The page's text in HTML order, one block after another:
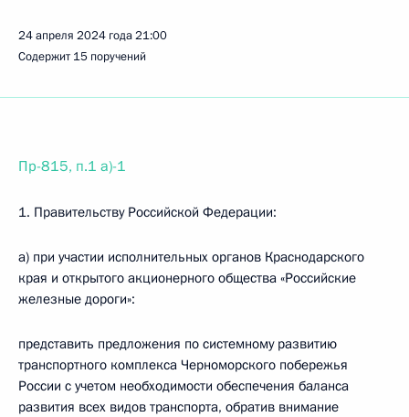
24 апреля 2024 года21:00
Содержит 15 поручений
Пр-815, п.1 а)-1
1. Правительству Российской Федерации:
а) при участии исполнительных органов Краснодарского
края и открытого акционерного общества «Российские
железные дороги»:
представить предложения по системному развитию
транспортного комплекса Черноморского побережья
России с учетом необходимости обеспечения баланса
развития всех видов транспорта, обратив внимание